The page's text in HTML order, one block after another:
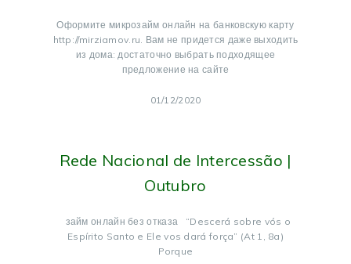
Оформите микрозайм онлайн на банковскую карту
http://mirziamov.ru. Вам не придется даже выходить
из дома: достаточно выбрать подходящее
предложение на сайте
01/12/2020
Rede Nacional de Intercessão |
Outubro
займ онлайн без отказа “Descerá sobre vós o
Espírito Santo e Ele vos dará força” (At 1, 8a)
Porque